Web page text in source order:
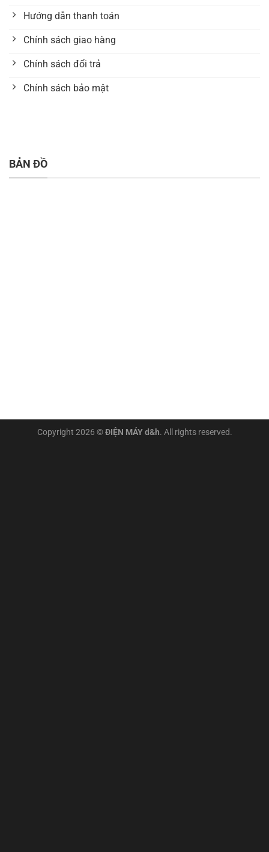
Hướng dẫn thanh toán
Chính sách giao hàng
Chính sách đổi trả
Chính sách bảo mật
BẢN ĐỒ
Copyright 2026 ©ĐIỆN MÁY d&h. All rights reserved.